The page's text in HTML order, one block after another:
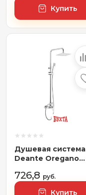
Купить
Душевая система
Deante Oregano
726,8 руб.
Купить